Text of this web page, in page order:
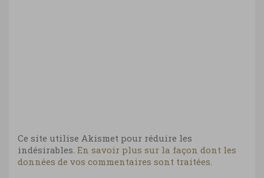
Ce site utilise Akismet pour réduire les
indésirables. En savoir plus sur la façon dont les
données de vos commentaires sont traitées.